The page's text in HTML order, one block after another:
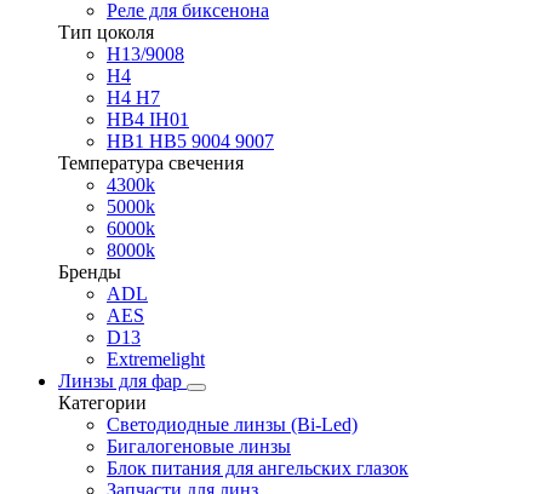
Реле для биксенона
Тип цоколя
H13/9008
H4
H4 H7
HB4 IH01
HB1 HB5 9004 9007
Температура свечения
4300k
5000k
6000k
8000k
Бренды
ADL
AES
D13
Extremelight
Линзы для фар
Категории
Светодиодные линзы (Bi-Led)
Бигалогеновые линзы
Блок питания для ангельских глазок
Запчасти для линз